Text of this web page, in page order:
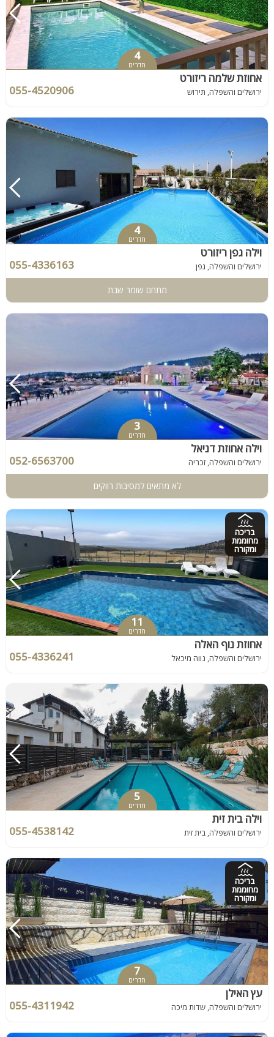
4
חדרים
אחוזת שלמה ריזורט
ירושלים והשפלה, תירוש 055-4520906
4
חדרים
וילה גפן ריזורט
ירושלים והשפלה, גפן 055-4336163
מתחם שומר שבת
3
חדרים
וילה אחוזת דניאל
ירושלים והשפלה, זכריה 052-6563700
לא מתאים למסיבות רווקים
בריכה
מחוממת
ומקורה
11
חדרים
אחוזת נוף האלה
ירושלים והשפלה, נווה מיכאל 055-4336241
5
חדרים
וילה בית זית
ירושלים והשפלה, בית זית 055-4538142
בריכה
מחוממת
ומקורה
7
חדרים
עץ האילן
ירושלים והשפלה, שדות מיכה 055-4311942